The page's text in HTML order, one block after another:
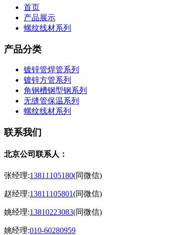
首页
产品展示
螺纹线材系列
产品分类
镀锌管焊管系列
镀锌方管系列
角钢槽钢型钢系列
无缝管保温系列
螺纹线材系列
联系我们
北京公司联系人：
张经理:13811105180(同微信)
赵经理:13811105801(同微信)
姚经理:13810223083(同微信)
姚经理:010-60280959